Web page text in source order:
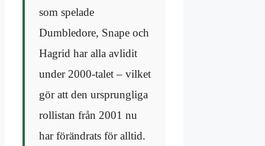
som spelade
Dumbledore, Snape och
Hagrid har alla avlidit
under 2000-talet – vilket
gör att den ursprungliga
rollistan från 2001 nu
har förändrats för alltid.